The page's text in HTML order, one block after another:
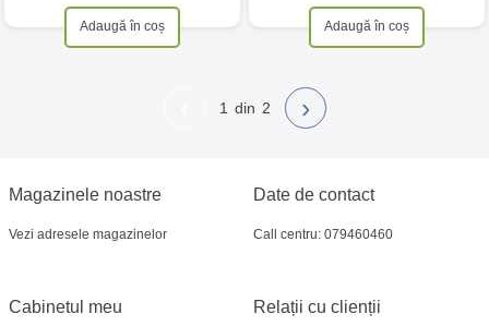
Adaugă în coș Adaugă în coș
1 2 ›
Magazinele noastre
Vezi adresele magazinelor
Relații cu clienții
Cabinetul meu
Date de contact
Call centru: 079460460